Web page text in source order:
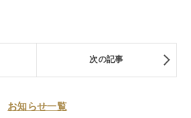
次の記事
お知らせ一覧